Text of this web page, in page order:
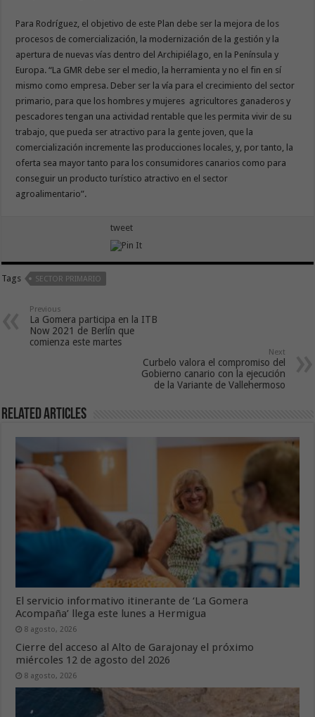
Para Rodríguez, el objetivo de este Plan debe ser la mejora de los
procesos de comercialización, la modernización de la gestión y la
apertura de nuevas vías dentro del Archipiélago, en la Península y
Europa. “La GMR debe ser el medio, la herramienta y no el fin en sí
mismo como empresa. Deber ser la vía para el crecimiento del sector
primario, para que los hombres y mujeres agricultores ganaderos y
pescadores tengan una actividad rentable que les permita vivir de su
trabajo, que pueda ser atractivo para la gente joven, que la
comercialización incremente las producciones locales, y, por tanto, la
oferta sea mayor tanto para los consumidores canarios como para
conseguir un producto turístico atractivo en el sector
agroalimentario”.
tweet
Tags SECTOR PRIMARIO
Previous
La Gomera participa en la ITB
Now 2021 de Berlín que
comienza este martes
Next
Curbelo valora el compromiso del
Gobierno canario con la ejecución
de la Variante de Vallehermoso
Related Articles
El servicio informativo itinerante de ‘La Gomera
Acompaña’ llega este lunes a Hermigua
8 agosto, 2026
Cierre del acceso al Alto de Garajonay el próximo
miércoles 12 de agosto del 2026
8 agosto, 2026